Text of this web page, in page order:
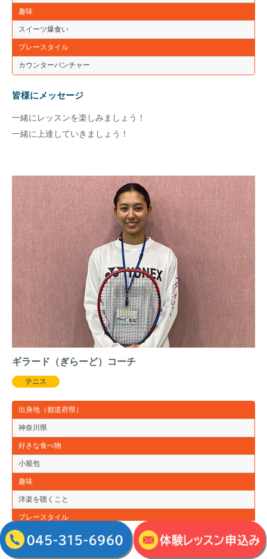
趣味
スイーツ爆食い
プレースタイル
カウンターパンチャー
皆様にメッセージ
一緒にレッスンを楽しみましょう！
一緒に上達していきましょう！
ギラード（ぎらーど）コーチ
テニス
出身地（都道府県）
神奈川県
好きな食べ物
小籠包
趣味
洋楽を聴くこと
プレースタイル
オールラウンダー